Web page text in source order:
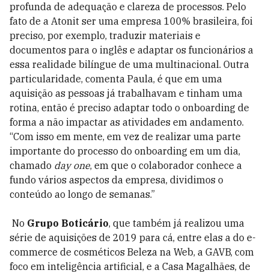
profunda de adequação e clareza de processos. Pelo
fato de a Atonit ser uma empresa 100% brasileira, foi
preciso, por exemplo, traduzir materiais e
documentos para o inglês e adaptar os funcionários a
essa realidade bilíngue de uma multinacional. Outra
particularidade, comenta Paula, é que em uma
aquisição as pessoas já trabalhavam e tinham uma
rotina, então é preciso adaptar todo o onboarding de
forma a não impactar as atividades em andamento.
“Com isso em mente, em vez de realizar uma parte
importante do processo do onboarding em um dia,
chamado day one, em que o colaborador conhece a
fundo vários aspectos da empresa, dividimos o
conteúdo ao longo de semanas.”
No Grupo Boticário, que também já realizou uma
série de aquisições de 2019 para cá, entre elas a do e-
commerce de cosméticos Beleza na Web, a GAVB, com
foco em inteligência artificial, e a Casa Magalhães, de